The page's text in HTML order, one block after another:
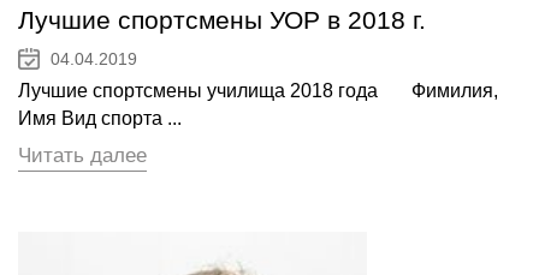
Лучшие спортсмены УОР в 2018 г.
04.04.2019
Лучшие спортсмены училища 2018 года Фимилия,
Имя Вид спорта ...
Читать далее